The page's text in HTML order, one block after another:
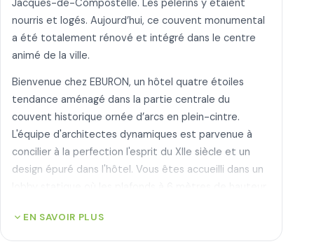
Jacques-de-Compostelle. Les pèlerins y étaient
nourris et logés. Aujourd’hui, ce couvent monumental
a été totalement rénové et intégré dans le centre
animé de la ville.
Bienvenue chez EBURON, un hôtel quatre étoiles
tendance aménagé dans la partie centrale du
couvent historique ornée d’arcs en plein-cintre.
L'équipe d'architectes dynamiques est parvenue à
concilier à la perfection l'esprit du XIIe siècle et un
design épuré dans l'hôtel. Vous êtes accueilli dans un
poufs colorés de « Le Couchon » et un éclairage
épuré de « Kreon » apportent une touche de design
expand_more EN SAVOIR PLUS